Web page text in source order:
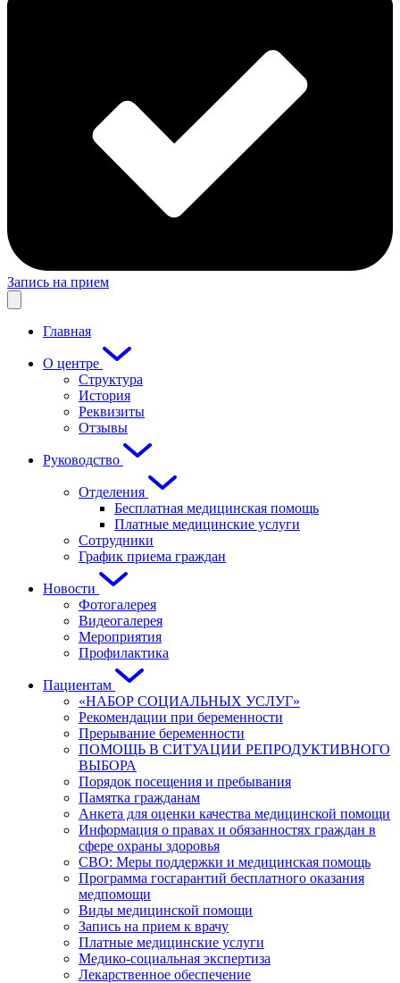
Запись на прием
Главная
О центре
Структура
История
Реквизиты
Отзывы
Руководство
Отделения
Бесплатная медицинская помощь
Платные медицинские услуги
Сотрудники
График приема граждан
Новости
Фотогалерея
Видеогалерея
Мероприятия
Профилактика
Пациентам
«НАБОР СОЦИАЛЬНЫХ УСЛУГ»
Рекомендации при беременности
Прерывание беременности
ПОМОЩЬ В СИТУАЦИИ РЕПРОДУКТИВНОГО
ВЫБОРА
Порядок посещения и пребывания
Памятка гражданам
Анкета для оценки качества медицинской помощи
Информация о правах и обязанностях граждан в
сфере охраны здоровья
СВО: Меры поддержки и медицинская помощь
Программа госгарантий бесплатного оказания
медпомощи
Виды медицинской помощи
Запись на прием к врачу
Платные медицинские услуги
Медико-социальная экспертиза
Лекарственное обеспечение